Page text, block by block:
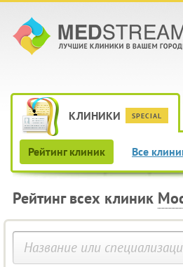
КЛИНИКИ SPECIAL
Рейтинг клиник Все
Рейтинг всех клиник